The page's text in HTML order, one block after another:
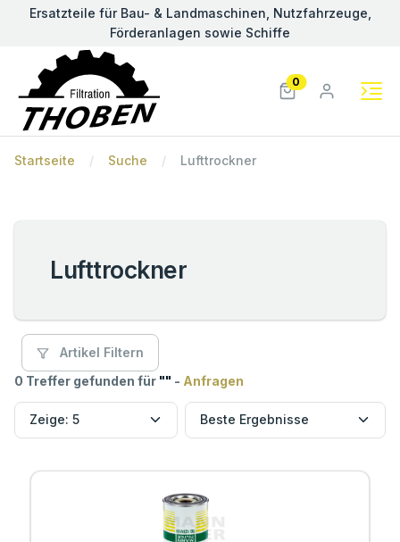
Ersatzteile für Bau- & Landmaschinen, Nutzfahrzeuge,
Förderanlagen sowie Schiffe
0
Startseite Suche Lufttrockner
Lufttrockner
Artikel Filtern
0 Treffer gefunden für "" - Anfragen